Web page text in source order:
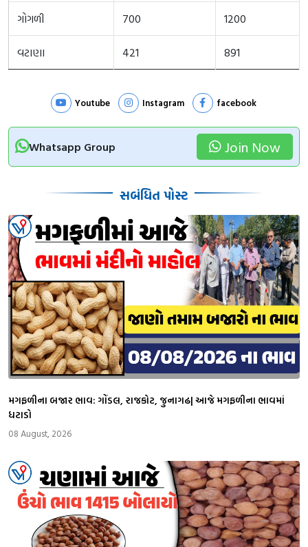
ગોગળી 700 1200
વટાણા 421 891
Youtube Instagram facebook
Whatsapp Group Join Now
સબંધિત પોસ્ટ
મગફળીના બજાર ભાવ: ગોંડલ, રાજકોટ, જુનાગઢ| આજે મગફળીના ભાવમાં
ધટાડો
08 August, 2026